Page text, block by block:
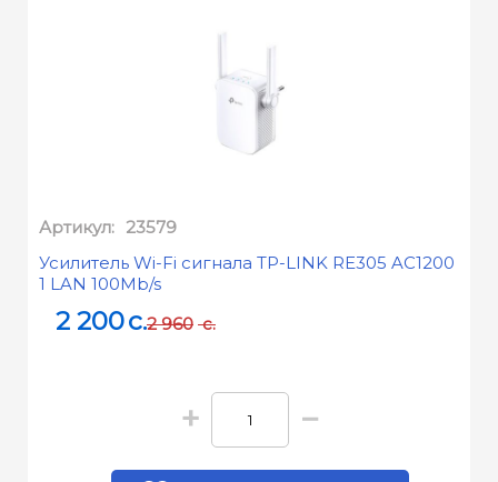
Артикул: 23579
Усилитель Wi-Fi сигнала TP-LINK RE305 AC1200
1 LAN 100Mb/s
2 200c.2 960 c.
+ −